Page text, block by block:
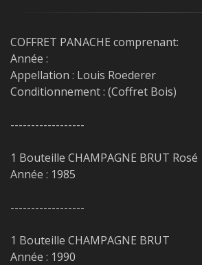
COFFRET PANACHE comprenant:
Année :
Appellation : Louis Roederer
Conditionnement : (Coffret Bois)
------------------
1 Bouteille CHAMPAGNE BRUT Rosé
Année : 1985
------------------
1 Bouteille CHAMPAGNE BRUT
Année : 1990